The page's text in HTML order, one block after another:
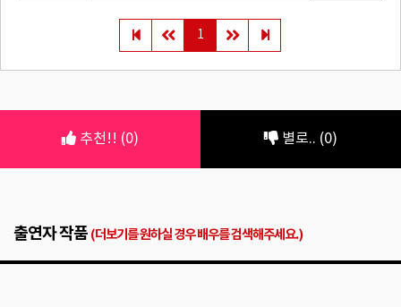
추천!! (0) 별로.. (0)
출연자 작품 (더보기를 원하실 경우 배우를 검색해주세요.)